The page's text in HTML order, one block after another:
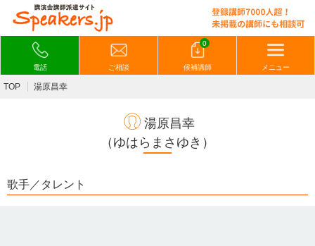
電話 ご相談
0
候補講師 メニュー
TOP 湯原昌幸
湯原昌幸
（ゆはらまさゆき）
歌手／タレント